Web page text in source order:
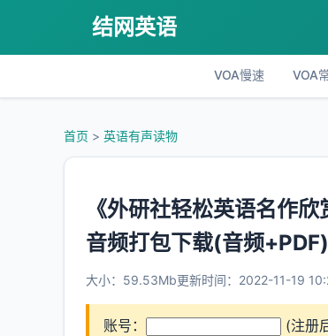
结网英语
VOA慢速 VOA
首页 > 英语有声读物
《外研社轻松英语名作
音频打包下载(音频+PDF)
大小：59.53Mb更新时间：2022-11-19
账号：
(注册